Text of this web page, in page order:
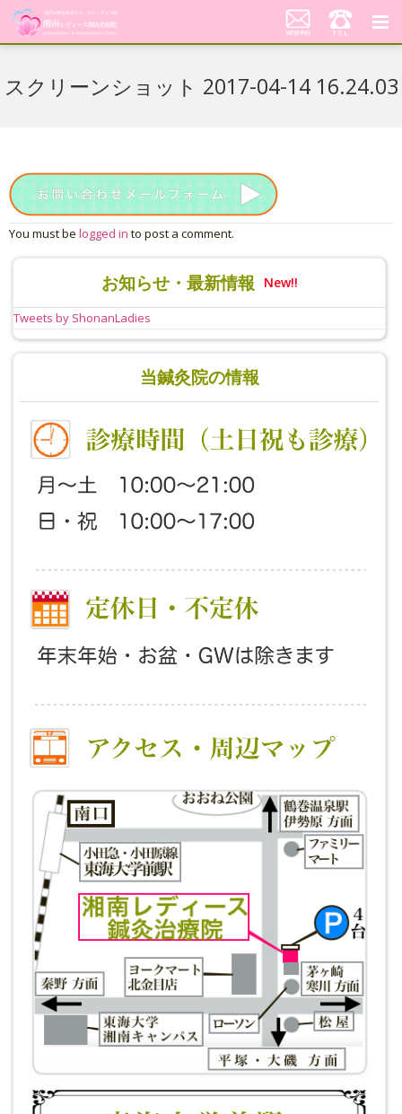
料金案内
患者さんの声
美顔はり
スクリーンショット 2017-04-14 16.24.03
You must be logged in to post a comment.
お知らせ・最新情報 New!!
Tweets by ShonanLadies
当鍼灸院の情報